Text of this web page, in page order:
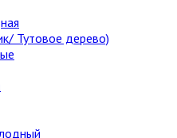
Тутовое дерево)